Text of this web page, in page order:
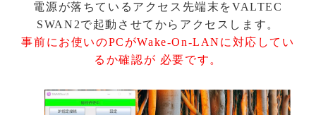
電源が落ちているアクセス先端末をVALTEC
SWAN2で起動させてからアクセスします。
事前にお使いのPCがWake-On-LANに対応してい
るか確認が 必要です。